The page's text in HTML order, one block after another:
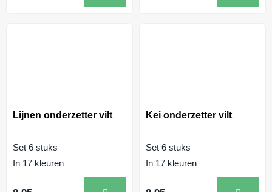
Lijnen onderzetter vilt
Set 6 stuks
In 17 kleuren
Kei onderzetter vilt
Set 6 stuks
In 17 kleuren